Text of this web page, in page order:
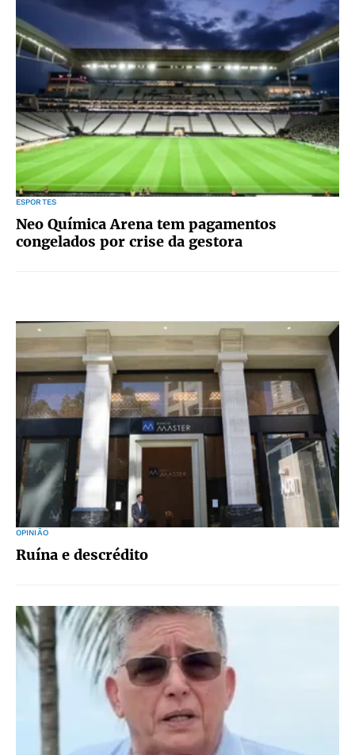
ESPORTES
Neo Química Arena tem pagamentos
congelados por crise da gestora
OPINIÃO
Ruína e descrédito